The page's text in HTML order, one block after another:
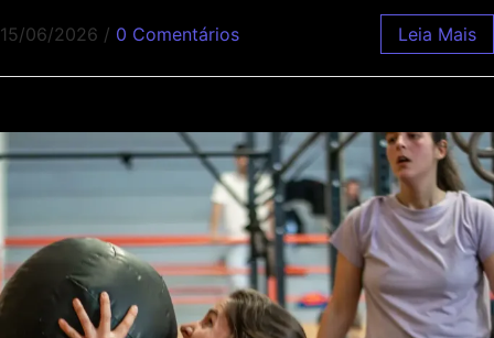
15/06/2026 / 0 Comentários Leia Mais